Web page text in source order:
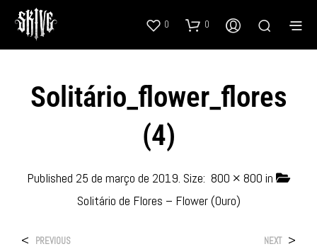
0 0
Solitário_flower_flores
(4)
Published 25 de março de 2019. Size: 800 × 800 in
Solitário de Flores – Flower (Ouro)
< PREVIOUS NEXT >